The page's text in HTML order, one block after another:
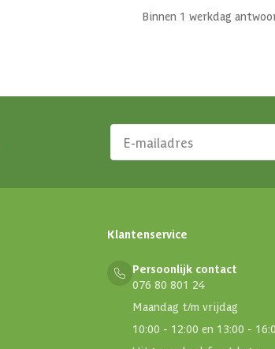
Binnen 1 werkdag
Klantenservice
Persoonlijk contact
076 80 801 24
Maandag t/m vrijdag
10:00 - 12:00 en 13:00 -